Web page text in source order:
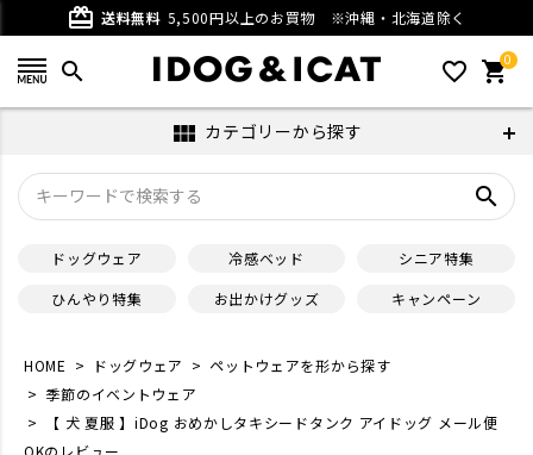
card_giftcard 送料無料 5,500円以上のお買物 ※沖縄・北海道除く
search favorite_outline 0
shopping_cart
view_module カテゴリーから探す
search
ドッグウェア 冷感ベッド
シニア特集
ひんやり特集
お出かけグッズ キャンペーン
HOME ドッグウェア
ペットウェアを形から探す
季節のイベントウェア
【 犬 夏服 】iDog おめかしタキシードタンク アイドッグ メール便
OKのレビュー